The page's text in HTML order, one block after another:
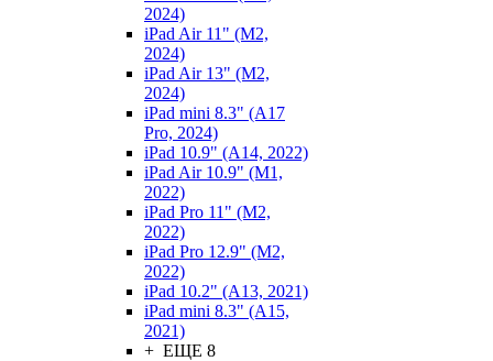
2024)
iPad Air 11" (M2,
2024)
iPad Air 13" (M2,
2024)
iPad mini 8.3" (A17
Pro, 2024)
iPad 10.9" (A14, 2022)
iPad Air 10.9" (M1,
2022)
iPad Pro 11" (M2,
2022)
iPad Pro 12.9" (M2,
2022)
iPad 10.2" (A13, 2021)
iPad mini 8.3" (A15,
2021)
+ ЕЩЕ 8